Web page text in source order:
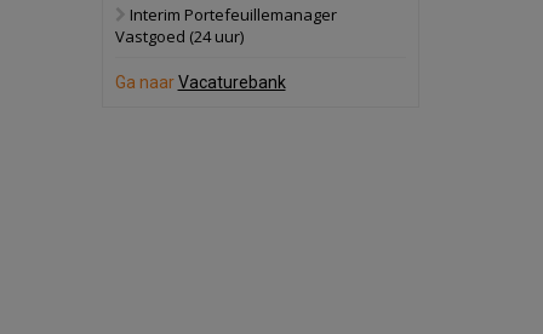
17 september 2026
Voormalig
Interim Portefeuillemanager
Vastgoed (24 uur)
Ga naarVacaturebank